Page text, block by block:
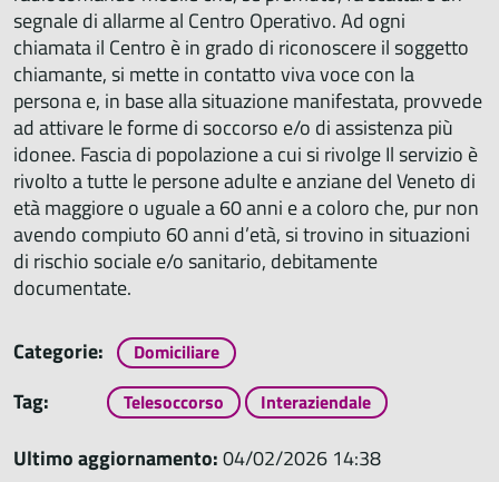
segnale di allarme al Centro Operativo. Ad ogni
chiamata il Centro è in grado di riconoscere il soggetto
chiamante, si mette in contatto viva voce con la
persona e, in base alla situazione manifestata, provvede
ad attivare le forme di soccorso e/o di assistenza più
idonee. Fascia di popolazione a cui si rivolge Il servizio è
rivolto a tutte le persone adulte e anziane del Veneto di
età maggiore o uguale a 60 anni e a coloro che, pur non
avendo compiuto 60 anni d’età, si trovino in situazioni
di rischio sociale e/o sanitario, debitamente
documentate.
Categorie: Domiciliare
Tag: Telesoccorso Interaziendale
Ultimo aggiornamento:04/02/2026 14:38